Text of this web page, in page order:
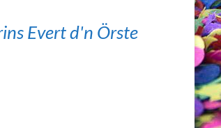
Evert d'n Örste